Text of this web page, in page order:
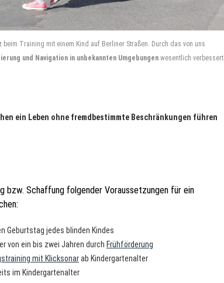
beim Training mit einem Kind auf Berliner Straßen. Durch das von uns
und Navigation in unbekannten Umgebungen wesentlich verbessert.
ein Leben ohne fremdbestimmte Beschränkungen führen
bzw. Schaffung folgender Voraussetzungen für ein
Geburtstag jedes blinden Kindes
von ein bis zwei Jahren durch Frühförderung
mit Klicksonarab Kindergartenalter
im Kindergartenalter